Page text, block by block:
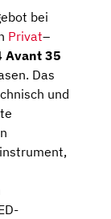
bei
Privat–
Avant 35
Das
und